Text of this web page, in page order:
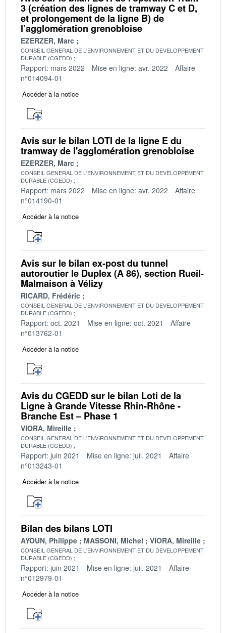
3 (création des lignes de tramway C et D,
et prolongement de la ligne B) de
l’agglomération grenobloise
EZERZER, Marc
CONSEIL GENERAL DE L'ENVIRONNEMENT ET DU DEVELOPPEMENT
DURABLE (CGEDD)
Rapport: mars 2022 Mise en ligne: avr. 2022
Affaire
n°014094-01
Accéder à la notice
Avis sur le bilan LOTI de la ligne E du
tramway de l'agglomération grenobloise
EZERZER, Marc
CONSEIL GENERAL DE L'ENVIRONNEMENT ET DU DEVELOPPEMENT
DURABLE (CGEDD)
Rapport: mars 2022 Mise en ligne: avr. 2022
Affaire
n°014190-01
Accéder à la notice
Avis sur le bilan ex-post du tunnel
autoroutier le Duplex (A 86), section Rueil-
Malmaison à Vélizy
RICARD, Frédéric
CONSEIL GENERAL DE L'ENVIRONNEMENT ET DU DEVELOPPEMENT
DURABLE (CGEDD)
Rapport: oct. 2021 Mise en ligne: oct. 2021
Affaire
n°013762-01
Accéder à la notice
Avis du CGEDD sur le bilan Loti de la
Ligne à Grande Vitesse Rhin-Rhône -
Branche Est – Phase 1
VIORA, Mireille
CONSEIL GENERAL DE L'ENVIRONNEMENT ET DU DEVELOPPEMENT
DURABLE (CGEDD)
Rapport: juin 2021 Mise en ligne: juil. 2021
Affaire
n°013243-01
Accéder à la notice
Bilan des bilans LOTI
AYOUN, Philippe MASSONI, Michel VIORA, Mireille
CONSEIL GENERAL DE L'ENVIRONNEMENT ET DU DEVELOPPEMENT
DURABLE (CGEDD)
Rapport: juin 2021 Mise en ligne: juil. 2021
Affaire
n°012979-01
Accéder à la notice